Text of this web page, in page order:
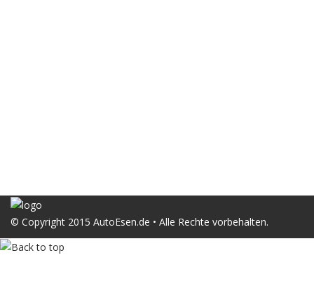
© Copyright 2015 AutoEsen.de • Alle Rechte vorbehalten.